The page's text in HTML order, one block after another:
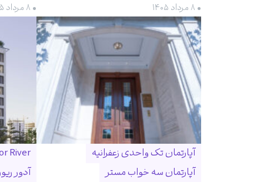
• ۸ مرداد ۱۴۰۵ • ۸ مرداد ۱۴۰۵
آپارتمان تک واحدی زعفرانیه
آپارتمان سه خواب مستر
River
آدور